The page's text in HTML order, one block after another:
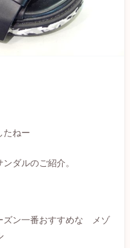
たねー
ダルのご紹介。
ズン一番おすすめな メゾ